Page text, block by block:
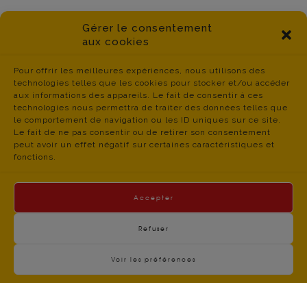
Gérer le consentement
aux cookies
Pour offrir les meilleures expériences, nous utilisons des
technologies telles que les cookies pour stocker et/ou accéder
aux informations des appareils. Le fait de consentir à ces
technologies nous permettra de traiter des données telles que
le comportement de navigation ou les ID uniques sur ce site.
Le fait de ne pas consentir ou de retirer son consentement
peut avoir un effet négatif sur certaines caractéristiques et
fonctions.
Accepter
Refuser
Voir les préférences